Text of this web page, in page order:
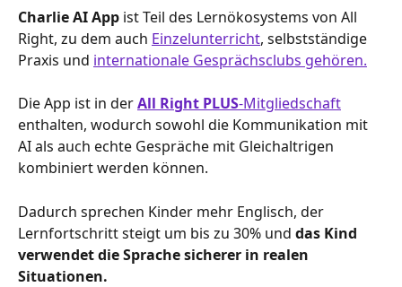
Charlie AI App ist Teil des Lernökosystems von All
Right, zu dem auch Einzelunterricht, selbstständige
Praxis und internationale Gesprächsclubs gehören.
Die App ist in der All Right PLUS-Mitgliedschaft
enthalten, wodurch sowohl die Kommunikation mit
AI als auch echte Gespräche mit Gleichaltrigen
kombiniert werden können.
Dadurch sprechen Kinder mehr Englisch, der
Lernfortschritt steigt um bis zu 30% und das Kind
verwendet die Sprache sicherer in realen
Situationen.